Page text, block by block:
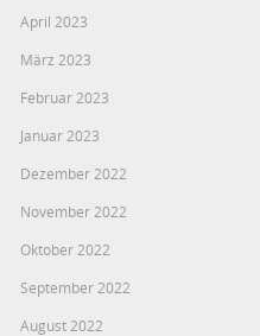
April 2023
März 2023
Februar 2023
Januar 2023
Dezember 2022
November 2022
Oktober 2022
September 2022
August 2022